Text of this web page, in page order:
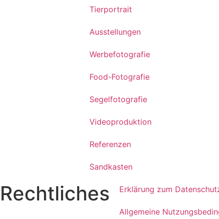
Tierportrait
Ausstellungen
Werbefotografie
Food-Fotografie
Segelfotografie
Videoproduktion
Referenzen
Sandkasten
Rechtliches Erklärung zum
Allgemeine